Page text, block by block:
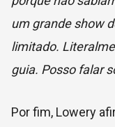
um grande show
limitado.
guia. Posso falar
Por fim, Lowery